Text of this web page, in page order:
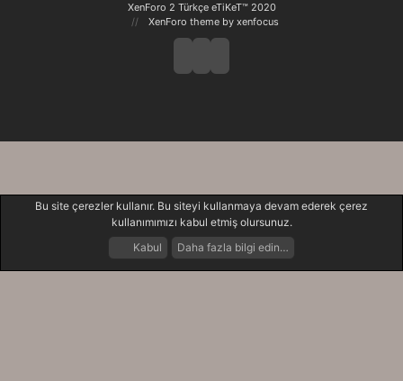
XenForo 2 Türkçe eTiKeT™ 2020
XenForo theme by xenfocus
Neler Yeni Giriş Yap
Bu site çerezler kullanır. Bu siteyi kullanmaya devam ederek çerez
kullanımımızı kabul etmiş olursunuz.
Kabul
Daha fazla bilgi edin…